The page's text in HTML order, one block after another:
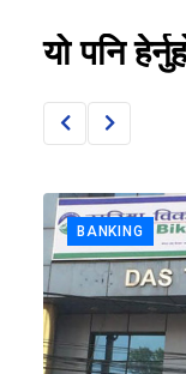
यो पनि
BANKING